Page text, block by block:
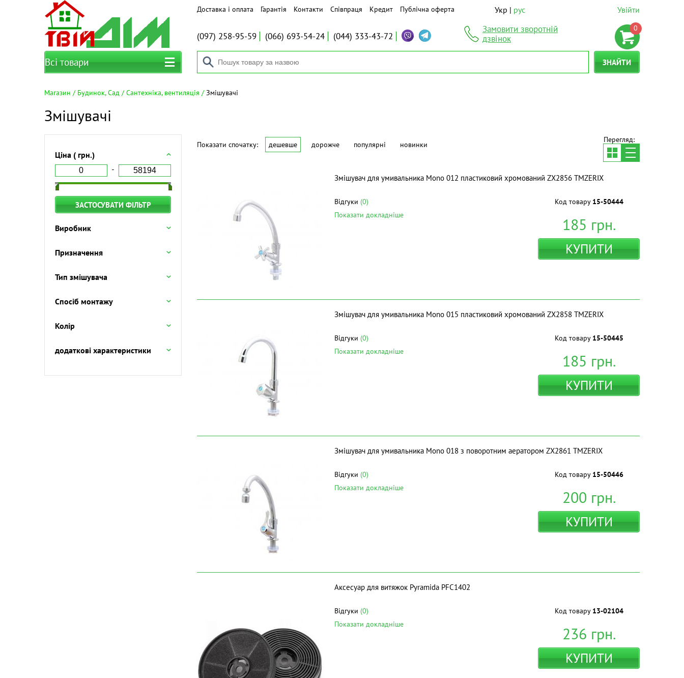
Доставка і оплата Гарантія Контакти Співпраця Кредит Публічна оферта Укр рус Увійти
(097) 258-95-59 (066) 693-54-24 (044) 333-43-72
Замовити зворотній
дзвінок
0
Всі товари ЗНАЙТИ
Магазин Будинок, Сад Сантехніка, вентиляція Змішувачі
Змішувачі
Ціна ( грн.)
ЗАСТОСУВАТИ ФІЛЬТР
Виробник
Призначення
Тип змішувача
Спосіб монтажу
Колір
додаткові характеристики
Показати спочатку: дешевше дорожче популярні новинки
Перегляд:
Змішувач для умивальника Mono 012 пластиковий хромований ZX2856 ТМZERIX
Відгуки (0)
Показати докладніше
Код товару 15-50444
185 грн.
КУПИТИ
Змішувач для умивальника Mono 015 пластиковий хромований ZX2858 ТМZERIX
Відгуки (0)
Показати докладніше
Код товару 15-50445
185 грн.
КУПИТИ
Змішувач для умивальника Mono 018 з поворотним аератором ZX2861 ТМZERIX
Відгуки (0)
Показати докладніше
Код товару 15-50446
200 грн.
КУПИТИ
Аксесуар для витяжок Pyramida PFC1402
Відгуки (0)
Показати докладніше
Код товару 13-02104
236 грн.
КУПИТИ